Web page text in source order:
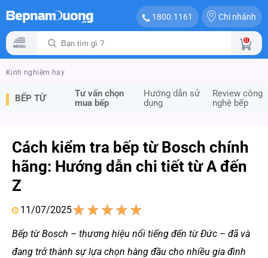
1800.1161 Chi nhánh
0
Kinh nghiệm hay
BẾP TỪ
Tư vấn chọn
mua bếp
Hướng dẫn sử
dụng
Review công
nghệ bếp
Cách kiểm tra bếp từ Bosch chính
hãng: Hướng dẫn chi tiết từ A đến
Z
11/07/2025
Bếp từ Bosch – thương hiệu nổi tiếng đến từ Đức – đã và
đang trở thành sự lựa chọn hàng đầu cho nhiều gia đình